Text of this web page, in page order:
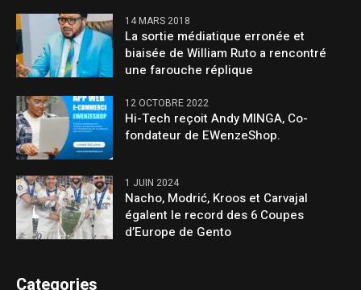
14 MARS 2018
La sortie médiatique erronée et
biaisée de William Ruto a rencontré
une farouche réplique
12 OCTOBRE 2022
Hi-Tech reçoit Andy MINGA, Co-
fondateur de EWenzeShop.
1 JUIN 2024
Nacho, Modrić, Kroos et Carvajal
égalent le record des 6 Coupes
d’Europe de Gento
Categories